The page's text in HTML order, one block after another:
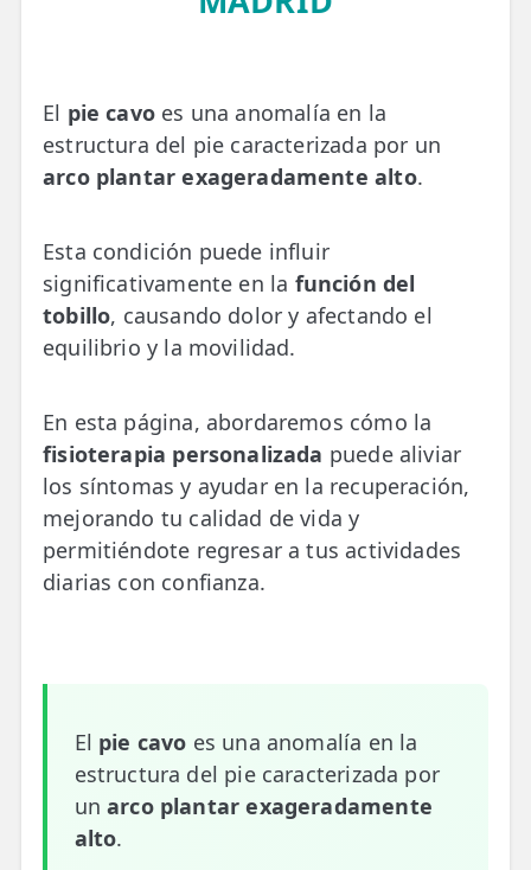
📅 Pedir Cita
📰 Blog
UBICACIONES
🔍 Buscador Clínicas
📍 Barrio del Pilar
📍 Chamberí - Centro
📍 Barrio Salamanca
📍 Carabanchel - Usera
📍 Bravo Murillo
🛍️ Tienda Productos Fisioterapia
🎁 Tarjetas Regalo
🛒 Carrito
El pie cavo es una anomalía en la
estructura del pie caracterizada por un
arco plantar exageradamente alto.
Esta condición puede influir
significativamente en la función del
tobillo, causando dolor y afectando el
equilibrio y la movilidad.
En esta página, abordaremos cómo la
fisioterapia personalizada puede aliviar
los síntomas y ayudar en la recuperación,
mejorando tu calidad de vida y
permitiéndote regresar a tus actividades
diarias con confianza.
El pie cavo es una anomalía en la
estructura del pie caracterizada por
unarco plantar exageradamente
alto.